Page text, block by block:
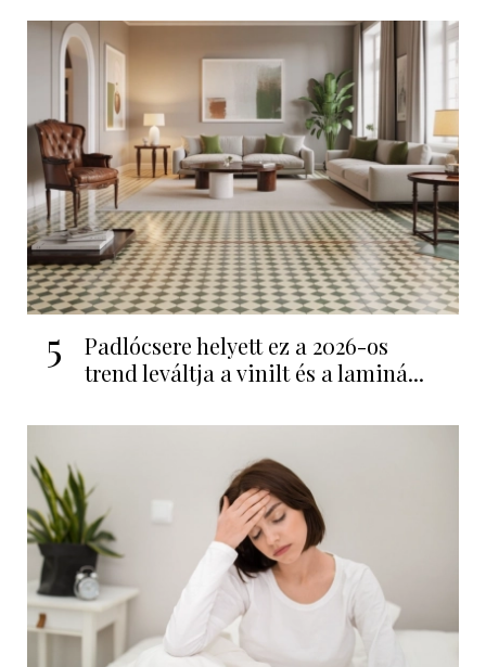
5
Padlócsere helyett ez a 2026-os
trend leváltja a vinilt és a laminá...